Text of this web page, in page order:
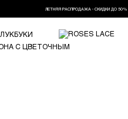
ЛЕТНЯЯ РАСПРОДАЖА - СКИДКИ ДО 50%
ЛУКБУКИ